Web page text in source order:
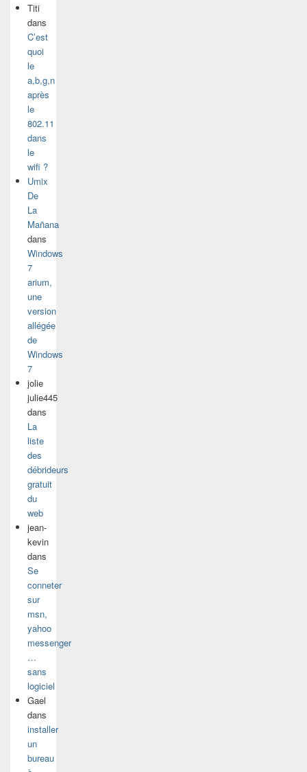
Titi
dans
C’est
quoi
le
a,b,g,n
après
le
802.11
dans
le
wifi ?
Umix
De
La
Mañana
dans
Windows
7
arium,
une
version
allégée
de
Windows
7
jolie
julie445
dans
La
liste
des
débrideurs
gratuit
du
web
jean-
kevin
dans
Se
conneter
sur
msn,
yahoo
messenger
…
sans
logiciel
Gael
dans
installer
un
bureau